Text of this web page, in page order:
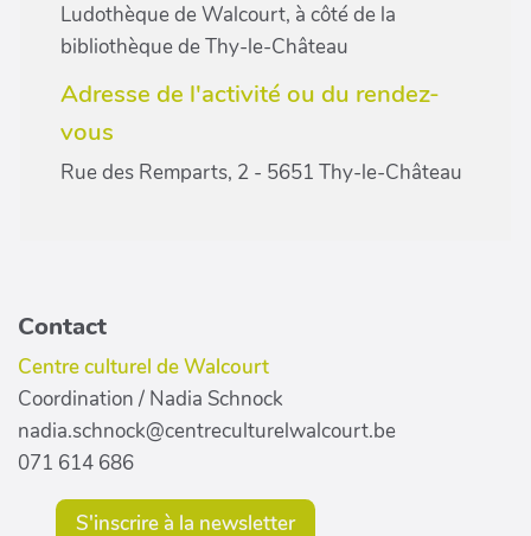
Ludothèque de Walcourt, à côté de la
bibliothèque de Thy-le-Château
Adresse de l'activité ou du rendez-
vous
Rue des Remparts, 2 - 5651 Thy-le-Château
Contact
Centre culturel de Walcourt
Coordination / Nadia Schnock
nadia.schnock@centreculturelwalcourt.be
071 614 686
S'inscrire à la newsletter